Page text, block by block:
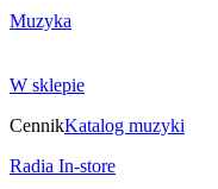
Muzyka
W sklepie
CennikKatalog muzyki
Radia In-store